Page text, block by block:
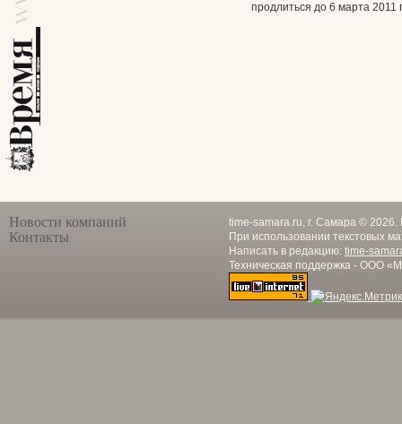
продлиться до 6 марта 2011
Новости компаний
Контакты
time-samara.ru, г. Самара ©
При использовании текстовых
Написать в редакцию: time-
Техническая поддержка - ООО